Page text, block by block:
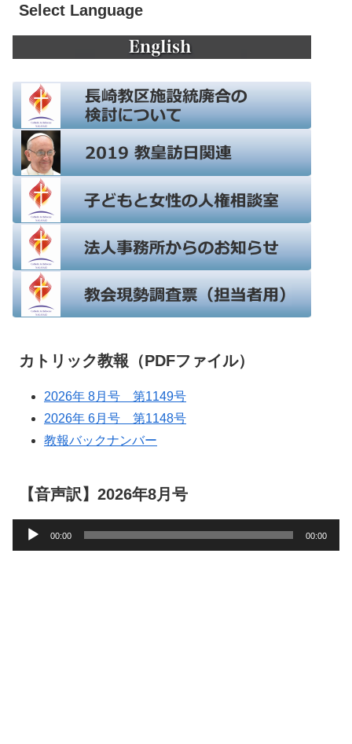
Select Language
カトリック教報（PDFファイル）
2026年 8月号 第1149号
2026年 6月号 第1148号
教報バックナンバー
【音声訳】2026年8月号
声
00:00 00:00